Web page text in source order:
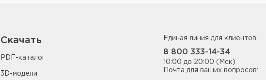
Скачать
PDF-каталог
3D-модели
Единая линия для клиентов:
8 800 333-14-34
10:00 до 20:00 (Мск)
Почта для ваших вопросов: